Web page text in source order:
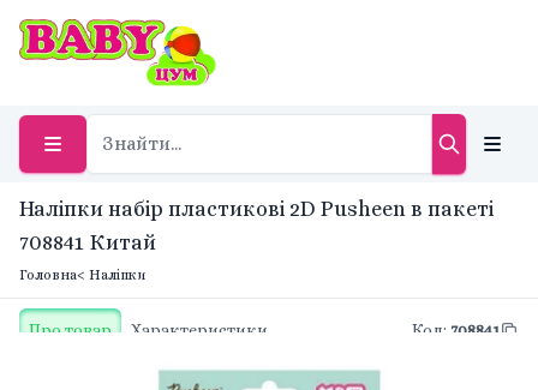
Наліпки набір пластикові 2D Pusheen в пакеті
708841 Китай
Головна< Наліпки
Про товар Характеристики Код: 708841